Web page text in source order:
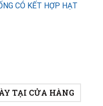
CÓ KẾT HỢP HẠT
TẠI CỬA HÀNG